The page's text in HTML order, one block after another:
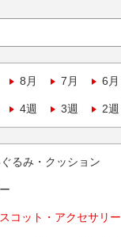
8月 7月 6月
4週 3週 2週
るみ・クッション
コット・アクセサリー